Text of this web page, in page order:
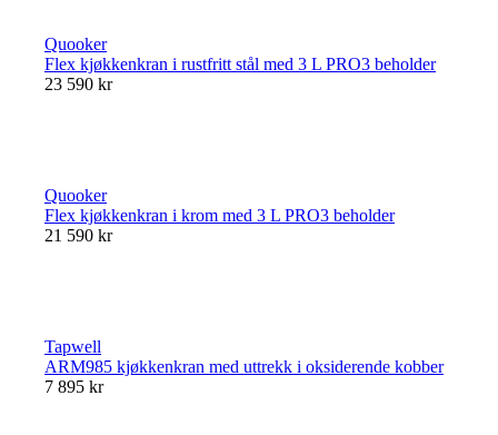
Quooker
Flex kjøkkenkran i rustfritt stål med 3 L PRO3 beholder
23 590 kr
Quooker
Flex kjøkkenkran i krom med 3 L PRO3 beholder
21 590 kr
Tapwell
ARM985 kjøkkenkran med uttrekk i oksiderende kobber
7 895 kr